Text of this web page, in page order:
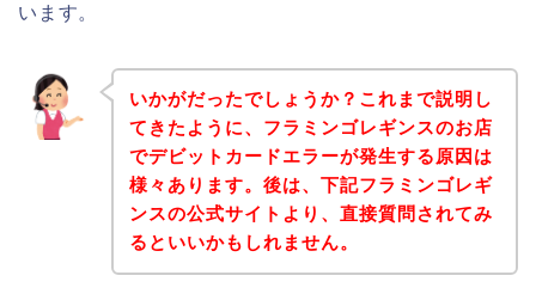
います。
いかがだったでしょうか？これまで説明し
てきたように、フラミンゴレギンスのお店
でデビットカードエラーが発生する原因は
様々あります。後は、下記フラミンゴレギ
ンスの公式サイトより、直接質問されてみ
るといいかもしれません。